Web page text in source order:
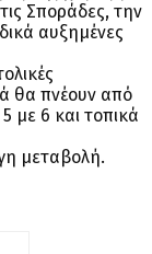
Σποράδες, την
αυξημένες
θα πνέουν από
με 6 και τοπικά
μεταβολή.